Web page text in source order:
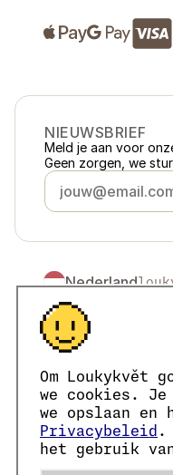
Om Loukykvět
we cookies.
we opslaan en
Privacybeleid .
het gebruik
NIEUWSBRIEF
Meld je aan voor
Geen zorgen, we
Nederland
Česko
Slovensko
Polskaloukykvet.pl
Österreich
Deutschland
France
België
Danmark
© 2016 →
Loukykvět s.r.o.
We zijn aangesloten
Wij gebruiken
Ons KvK-nummer is
Het ID van de data
Het EORI-nummer is
Wij zijn btw-plichtig.